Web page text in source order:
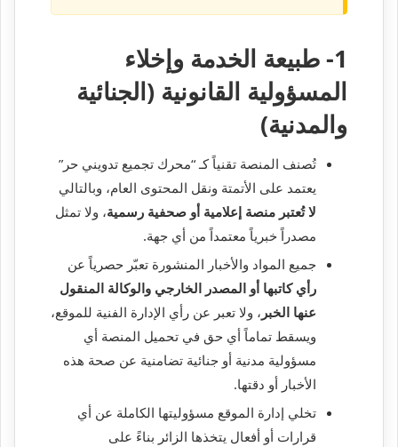
1- طبيعة الخدمة وإخلاء
المسؤولية القانونية (الجنائية
والمدنية)
تُصنف المنصة تقنياً كـ “محرك تجميع تدويني حر”
يعتمد على الأتمتة ونقل المحتوى العام، وبالتالي
لا تُعتبر منصة إعلامية أو صحفية رسمية، ولا تمثل
مصدراً خبرياً معتمداً من أي جهة.
جميع المواد والأخبار المنشورة تعبّر حصرياً عن
رأي كاتبها أو المصدر الخارجي والوكالة المنقول
عنها الخبر ، ولا تعبر عن رأي الإدارة الفنية للموقع،
ويسقط تماماً أي حق في تحميل المنصة أي
مسؤولية مدنية أو جنائية تضامنية عن صحة هذه
الأخبار أو دقتها.
تخلي إدارة الموقع مسؤوليتها الكاملة عن أي
قرارات أو أفعال يتخذها الزائر بناءً على